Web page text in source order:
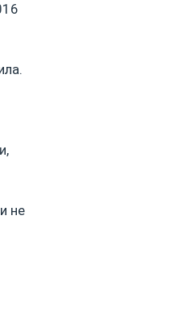
не